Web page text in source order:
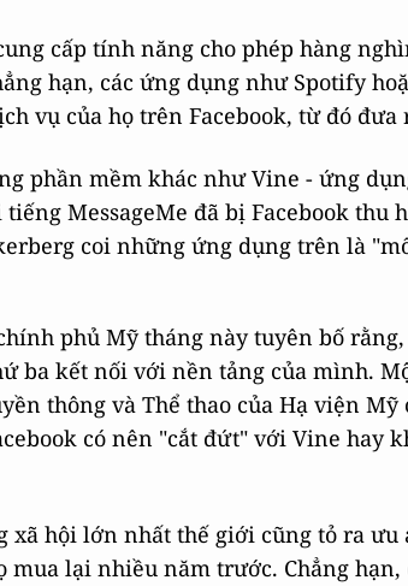
cấp tính năng cho phép hàng
hạn, các ứng dụng như Spotify
vụ của họ trên Facebook, từ đó
phần mềm khác như Vine - ứng
MessageMe đã bị Facebook thu
coi những ứng dụng trên là
phủ Mỹ tháng này tuyên bố
ba kết nối với nền tảng của mình.
thông và Thể thao của Hạ viện
có nên "cắt đứt" với Vine hay
xã hội lớn nhất thế giới cũng tỏ ra
mua lại nhiều năm trước. Chẳng